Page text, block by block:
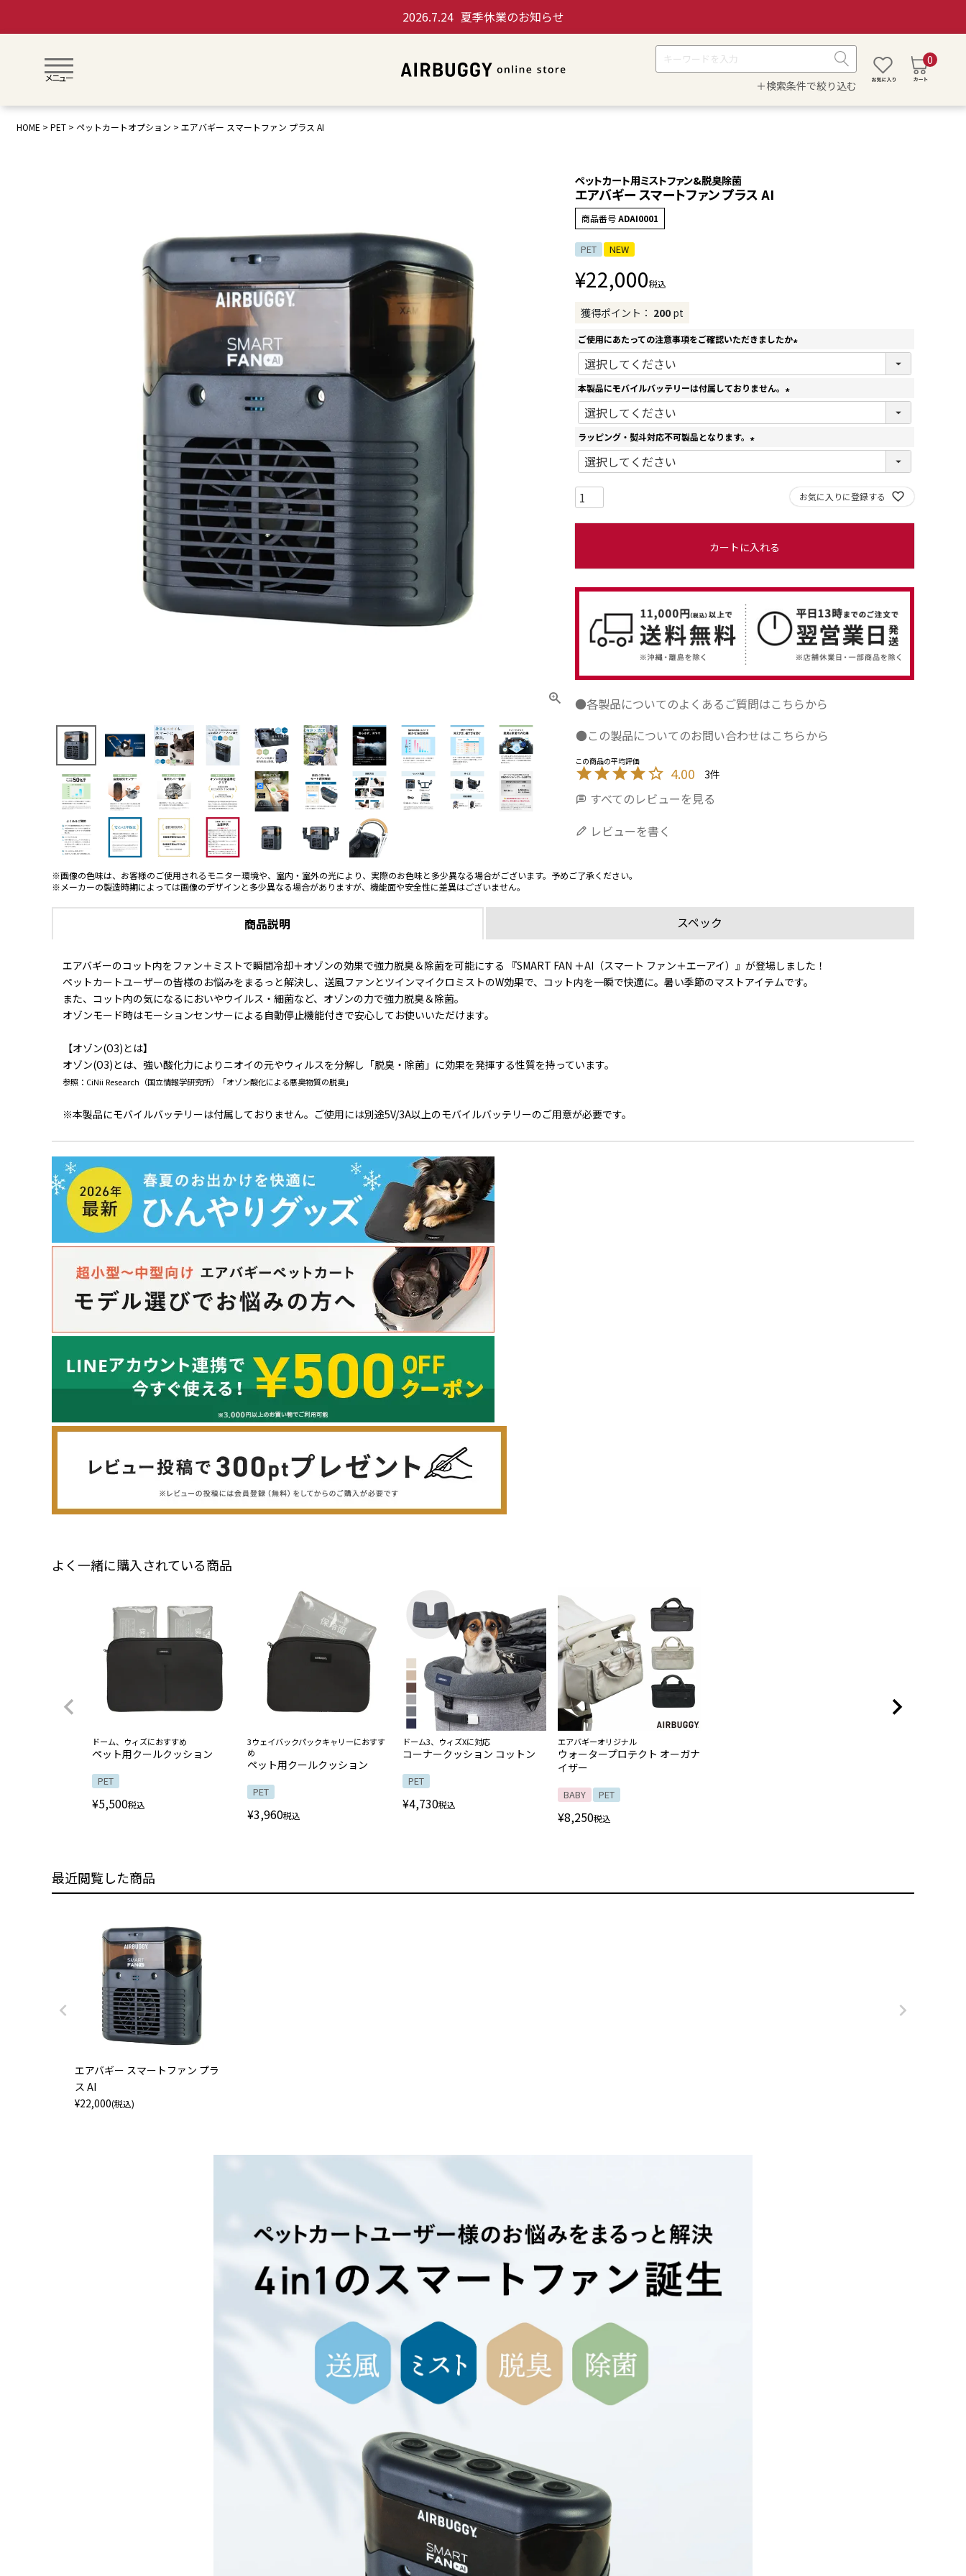
2026.7.24 夏季休業のお知らせ
＋検索条件で絞り込む
0
メニュー
HOME PET ペットカートオプション エアバギー スマートファン プラス AI
ペットカート用ミストファン&脱臭除菌
エアバギー スマートファン プラス AI
商品番号ADAI0001
PET NEW
¥22,000税込
獲得ポイント： 200 pt
ご使用にあたっての注意事項をご確認いただきましたか
必
)
本製品にモバイルバッテリーは付属しておりません。
必
)
ラッピング・熨斗対応不可製品となります。
必
お気に入りに登録する
カートに入れる
●各製品についてのよくあるご質問はこちらから
●この製品についてのお問い合わせはこちらから
4.00 3
すべてのレビューを見る
レビューを書く
※画像の色味は、お客様のご使用されるモニター環境や、室内・室外の光により、実際のお色味と多少異なる場合がございます。予めご了承ください。
※メーカーの製造時期によっては画像のデザインと多少異なる場合がありますが、機能面や安全性に差異はございません。
商品説明
エアバギーのコット内をファン＋ミストで瞬間冷却＋オゾンの効果で強力脱臭＆除菌を可能にする 『SMART FAN ＋AI（スマート ファン＋エーアイ）』が登場しました！
ペットカートユーザーの皆様のお悩みをまるっと解決し、送風ファンとツインマイクロミストのW効果で、コット内を一瞬で快適に。暑い季節のマストアイテムです。
また、コット内の気になるにおいやウイルス・細菌など、オゾンの力で強力脱臭＆除菌。
オゾンモード時はモーションセンサーによる自動停止機能付きで安心してお使いいただけます。
【オゾン(O3)とは】
オゾン(O3)とは、強い酸化力によりニオイの元やウィルスを分解し「脱臭・除菌」に効果を発揮する性質を持っています。
参照：CiNii Research（国立情報学研究所）「オゾン酸化による悪臭物質の脱臭」
※本製品にモバイルバッテリーは付属しておりません。ご使用には別途5V/3A以上のモバイルバッテリーのご用意が必要です。
スペック
よく一緒に購入されている商品
ドーム、ウィズにおすすめ
ペット用クールクッション
PET
¥5,500税込
3ウェイバックパックキャリーにおすす
め
ペット用クールクッション
PET
¥3,960税込
ドーム3、ウィズXに対応
コーナークッション コットン
PET
¥4,730税込
エアバギーオリジナル
ウォータープロテクト オーガナ
イザー
BABY PET
¥8,250税込
最近閲覧した商品
エアバギー スマートファン プラ
ス AI
¥22,000(税込)